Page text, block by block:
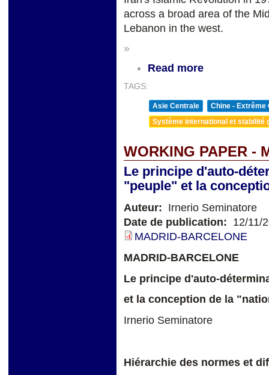
across a broad area of the
Lebanon in the west.
»
Read more
TAGS:
Asie Centrale
Chine - Extrême
Système international et stabilité
WORKING PAPER -
Le principe d'auto-
"peuple" et la
Auteur: Irnerio Seminatore
Date de publication: 12/11/
MADRID-BARCELONE
MADRID-BARCELONE
Le principe d'auto-
et la conception de la
Irnerio Seminatore
Hiérarchie des normes et